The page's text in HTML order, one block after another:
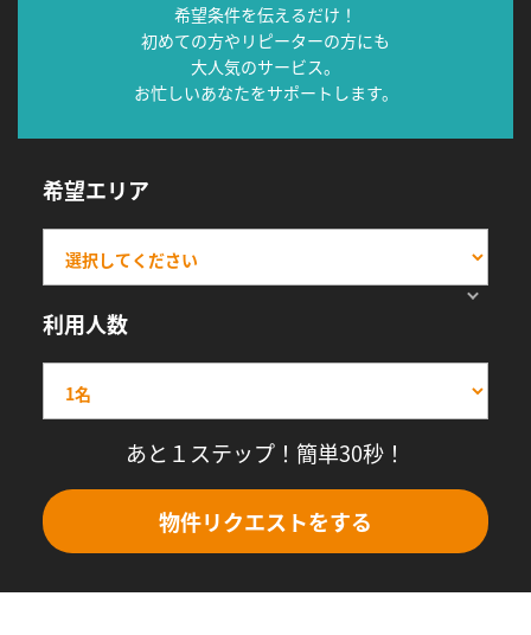
希望条件を伝えるだけ！
初めての方やリピーターの方にも
大人気のサービス。
お忙しいあなたをサポートします。
希望エリア
利用人数
あと１ステップ！簡単30秒！
物件リクエストをする